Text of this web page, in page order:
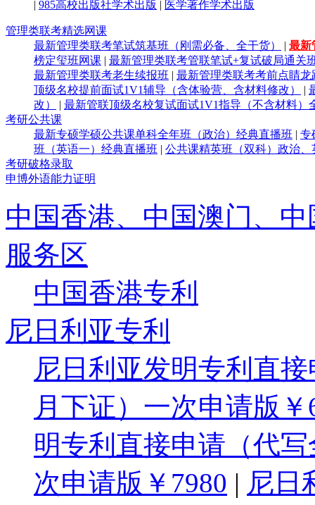
985高校出版社学术出版 医学著作学术出版
管理类联考精选网课
最新管理类联考笔试筑基班（刚需必备、全干货）
最新
榜定玺班网课
最新管理类联考管联笔试+复试破局通关
最新管理类联考老生续报班
最新管理类联考考前点睛
顶级名校提前面试1V1辅导（含体验营、含材料修改）
改）
最新管联顶级名校复试面试1V1指导（不含材料）
考研公共课
最新专硕学硕公共课单科全年班（政治）经典直播班
专
班（英语一）经典直播班
公共课精英班（双科）政治
考研破格录取
申博外语能力证明
中国香港、中国澳门、
服务区
中国香港专利
尼日利亚专利
尼日利亚发明专利直
月下证）一次申请版
明专利直接申请（代
次申请版￥7980 | 尼日